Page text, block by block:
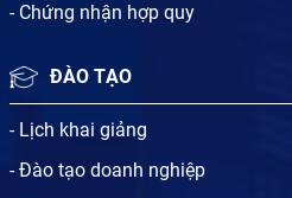
- Chứng nhận hợp quy
ĐÀO TẠO
- Lịch khai giảng
- Đào tạo doanh nghiệp